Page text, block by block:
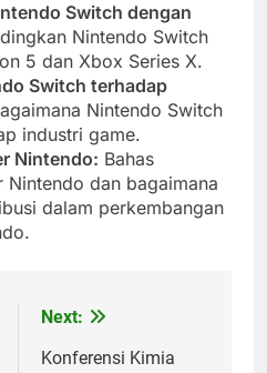
Switch dengan
Nintendo Switch
5 dan Xbox Series X.
Switch terhadap
Nintendo Switch
industri game.
Nintendo: Bahas
Nintendo dan bagaimana
dalam perkembangan
Next:
Konferensi Kimia